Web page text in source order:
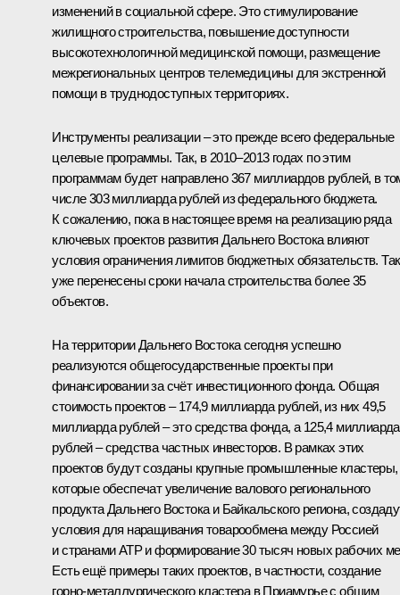
изменений в социальной сфере. Это стимулирование
жилищного строительства, повышение доступности
высокотехнологичной медицинской помощи, размещение
межрегиональных центров телемедицины для экстренной
помощи в труднодоступных территориях.
Инструменты реализации – это прежде всего федеральные
целевые программы. Так, в 2010–2013 годах по этим
программам будет направлено 367 миллиардов рублей, в
числе 303 миллиарда рублей из федерального бюджета.
К сожалению, пока в настоящее время на реализацию ряда
ключевых проектов развития Дальнего Востока влияют
условия ограничения лимитов бюджетных обязательств.
уже перенесены сроки начала строительства более 35
объектов.
На территории Дальнего Востока сегодня успешно
реализуются общегосударственные проекты при
финансировании за счёт инвестиционного фонда. Общая
стоимость проектов – 174,9 миллиарда рублей, из них 49,5
миллиарда рублей – это средства фонда, а 125,4 миллиарда
рублей – средства частных инвесторов. В рамках этих
проектов будут созданы крупные промышленные кластеры,
которые обеспечат увеличение валового регионального
продукта Дальнего Востока и Байкальского региона,
условия для наращивания товарообмена между Россией
и странами АТР и формирование 30 тысяч новых рабочих
Есть ещё примеры таких проектов, в частности, создание
горно-металлургического кластера в Приамурье с общим